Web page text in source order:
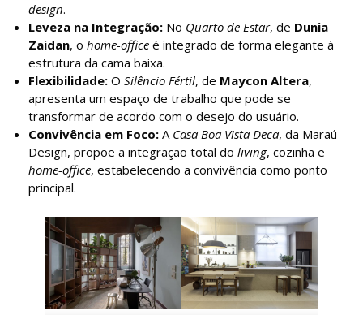
design.
Leveza na Integração: No Quarto de Estar, de Dunia
Zaidan, o home-office é integrado de forma elegante à
estrutura da cama baixa.
Flexibilidade: O Silêncio Fértil, de Maycon Altera,
apresenta um espaço de trabalho que pode se
transformar de acordo com o desejo do usuário.
Convivência em Foco: A Casa Boa Vista Deca, da Maraú
Design, propõe a integração total do living, cozinha e
home-office, estabelecendo a convivência como ponto
principal.